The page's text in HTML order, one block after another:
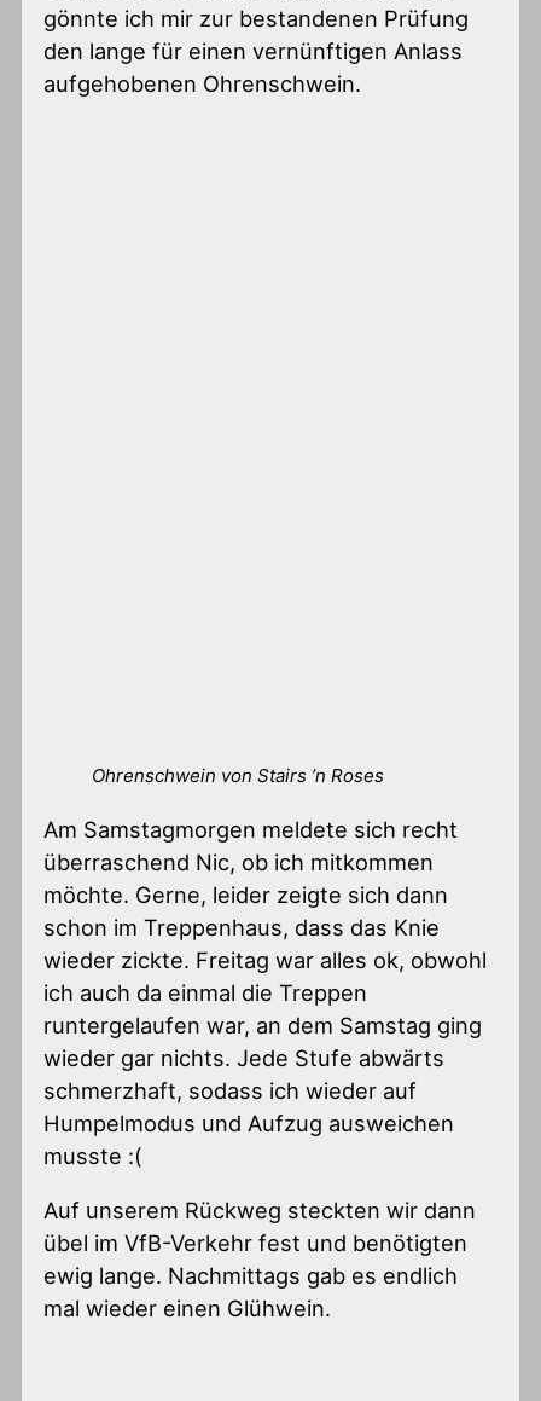
gönnte ich mir zur bestandenen Prüfung
den lange für einen vernünftigen Anlass
aufgehobenen Ohrenschwein.
Ohrenschwein von Stairs ’n Roses
Am Samstagmorgen meldete sich recht
überraschend Nic, ob ich mitkommen
möchte. Gerne, leider zeigte sich dann
schon im Treppenhaus, dass das Knie
wieder zickte. Freitag war alles ok, obwohl
ich auch da einmal die Treppen
runtergelaufen war, an dem Samstag ging
wieder gar nichts. Jede Stufe abwärts
schmerzhaft, sodass ich wieder auf
Humpelmodus und Aufzug ausweichen
musste :(
Auf unserem Rückweg steckten wir dann
übel im VfB-Verkehr fest und benötigten
ewig lange. Nachmittags gab es endlich
mal wieder einen Glühwein.